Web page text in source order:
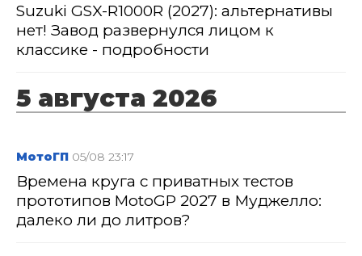
Suzuki GSX-R1000R (2027): альтернативы
нет! Завод развернулся лицом к
классике - подробности
5 августа 2026
МотоГП 05/08 23:17
Времена круга с приватных тестов
прототипов MotoGP 2027 в Муджелло:
далеко ли до литров?